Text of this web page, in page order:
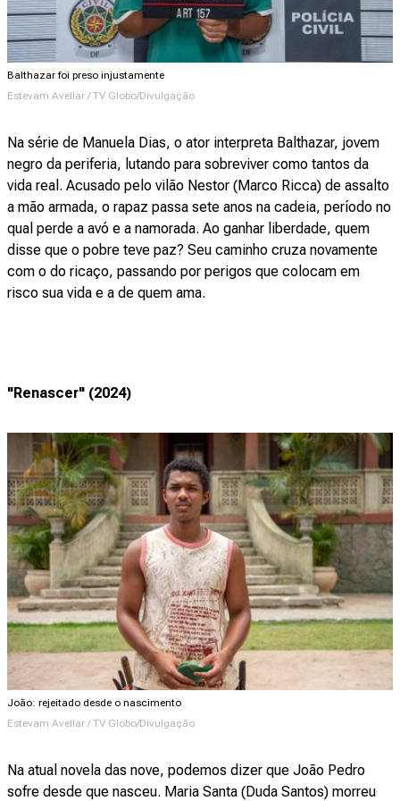
Balthazar foi preso injustamente
Estevam Avellar / TV Globo/Divulgação
Na série de Manuela Dias, o ator interpreta Balthazar, jovem
negro da periferia, lutando para sobreviver como tantos da
vida real. Acusado pelo vilão Nestor (Marco Ricca) de assalto
a mão armada, o rapaz passa sete anos na cadeia, período no
qual perde a avó e a namorada. Ao ganhar liberdade, quem
disse que o pobre teve paz? Seu caminho cruza novamente
com o do ricaço, passando por perigos que colocam em
risco sua vida e a de quem ama.
"Renascer" (2024)
João: rejeitado desde o nascimento
Estevam Avellar / TV Globo/Divulgação
Na atual novela das nove, podemos dizer que João Pedro
sofre desde que nasceu. Maria Santa (Duda Santos) morreu